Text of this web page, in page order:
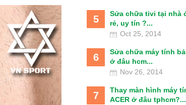
5
Sửa chữa tivi tại nhà
rẻ, uy tín ?...
Oct 25, 2014
6
Sửa chữa máy tính
ở đâu hcm...
Nov 26, 2014
7
Thay màn hình máy
ACER ở đâu tphcm?...